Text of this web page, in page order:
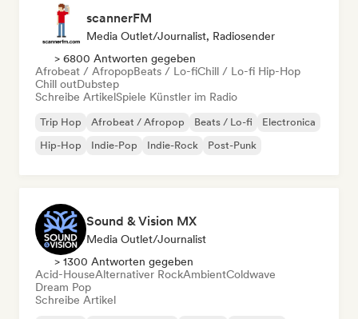
scannerFM
Media Outlet/Journalist, Radiosender
> 6800 Antworten gegeben
Afrobeat / AfropopBeats / Lo-fiChill / Lo-fi Hip-Hop
Chill outDubstep
Schreibe ArtikelSpiele Künstler im Radio
Trip Hop Afrobeat / Afropop Beats / Lo-fi
Electronica
Hip-Hop
Indie-Pop Indie-Rock Post-Punk
Sound & Vision MX
Media Outlet/Journalist
> 1300 Antworten gegeben
Acid-HouseAlternativer RockAmbientColdwave
Dream Pop
Schreibe Artikel